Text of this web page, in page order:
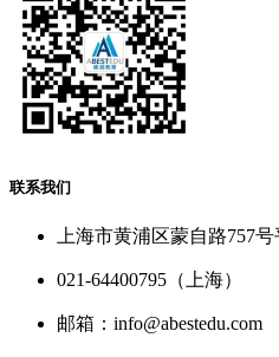
联系我们
上海市黄浦区蒙自路757
021-64400795（上海）
邮箱：info@abestedu.com